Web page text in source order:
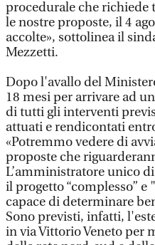
procedurale che richiede
le nostre proposte, il 4
accolte», sottolinea il
Mezzetti.
Dopo l'avallo del
18 mesi per arrivare ad
di tutti gli interventi
attuati e rendicontati
«Potremmo vedere di
proposte che
L’amministratore unico
il progetto “complesso”
capace di determinare
Sono previsti, infatti,
in via Vittorio Veneto per